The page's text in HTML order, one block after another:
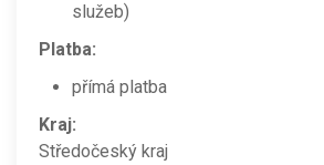
služeb)
Platba:
přímá platba
Kraj:
Středočeský kraj